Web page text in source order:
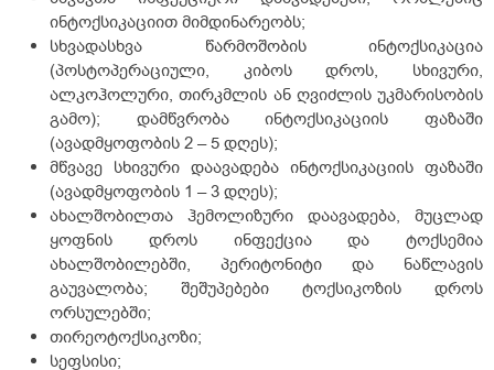
ინტოქსიკაციით მიმდინარეობს;
სხვადასხვა წარმოშობის ინტოქსიკაცია
(პოსტოპერაციული, კიბოს დროს, სხივური,
ალკოჰოლური, თირკმლის ან ღვიძლის უკმარისობის
გამო); დამწვრობა ინტოქსიკაციის ფაზაში
(ავადმყოფობის 2 – 5 დღეს);
მწვავე სხივური დაავადება ინტოქსიკაციის ფაზაში
(ავადმყოფობის 1 – 3 დღეს);
ახალშობილთა ჰემოლიზური დაავადება, მუცლად
ყოფნის დროს ინფექცია და ტოქსემია
ახალშობილებში, პერიტონიტი და ნაწლავის
გაუვალობა; შეშუპებები ტოქსიკოზის დროს
ორსულებში;
თირეოტოქსიკოზი;
სეფსისი;